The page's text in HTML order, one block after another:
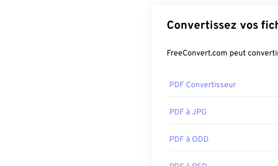
PDF Convertisseur
PDF à JPG
PDF à ODD